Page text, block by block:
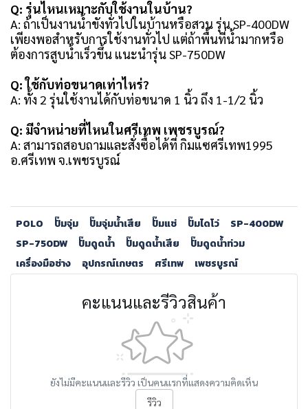
Q: รุ่นไหนเหมาะกับใช้งานในบ้าน?
A: ถ้าเป็นงานน้ำขังทั่วไปในบ้านหรือสวน รุ่น SP-400DW
เพียงพอสำหรับการใช้งานทั่วไป แต่ถ้าพื้นที่น้ำมากหรือ
ต้องการสูบน้ำเร็วขึ้น แนะนำรุ่น SP-750DW
Q: ใช้กับท่อขนาดเท่าไหร่?
A: ทั้ง 2 รุ่นใช้งานได้กับท่อขนาด 1 นิ้ว ถึง 1-1/2 นิ้ว
Q: มีจำหน่ายที่ไหนในศรีเทพ เพชรบูรณ์?
A: สามารถสอบถามและสั่งซื้อได้ที่ กิมแซศรีเทพ1995
อ.ศรีเทพ จ.เพชรบูรณ์
POLO ปั๊มจุ่ม ปั๊มจุ่มน้ำเสีย ปั๊มแช่ ปั๊มไดโว่
SP-400DW
SP-750DW
ปั๊มดูดน้ำ ปั๊มดูดน้ำเสีย
ปั๊มดูดน้ำท่วม
เครื่องมือช่าง
อุปกรณ์เกษตร ศรีเทพ เพชรบูรณ์
คะแนนและรีวิวสินค้า
ยังไม่มีคะแนนและรีวิว เป็นคนแรกที่แสดงความคิดเห็น
รีวิว